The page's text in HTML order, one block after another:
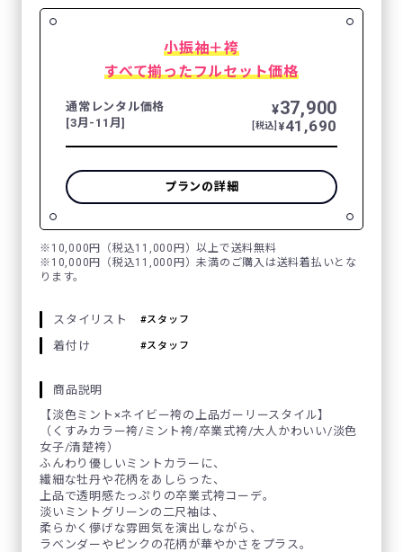
小振袖＋袴
すべて揃ったフルセット価格
通常レンタル価格
[3月-11月]
¥37,900
[税込] ¥41,690
プランの詳細
※10,000円（税込11,000円）以上で送料無料
※10,000円（税込11,000円）未満のご購入は送料着払いとな
ります。
スタイリスト スタッフ
着付け スタッフ
商品説明
【淡色ミント×ネイビー袴の上品ガーリースタイル】
（くすみカラー袴/ミント袴/卒業式袴/大人かわいい/淡色
女子/清楚袴）
ふんわり優しいミントカラーに、
繊細な牡丹や花柄をあしらった、
上品で透明感たっぷりの卒業式袴コーデ。
淡いミントグリーンの二尺袖は、
柔らかく儚げな雰囲気を演出しながら、
ラベンダーやピンクの花柄が華やかさをプラス。